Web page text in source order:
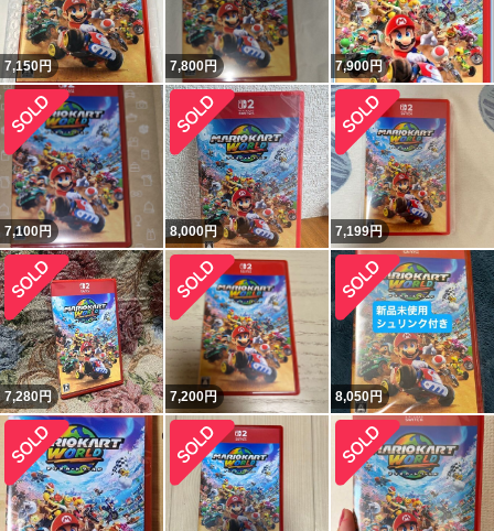
7,150円 7,800円 7,900円
7,100円 8,000円 7,199円
7,280円 7,200円 8,050円